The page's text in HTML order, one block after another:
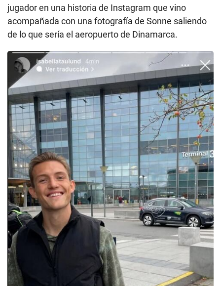
jugador en una historia de Instagram que vino
acompañada con una fotografía de Sonne saliendo
de lo que sería el aeropuerto de Dinamarca.